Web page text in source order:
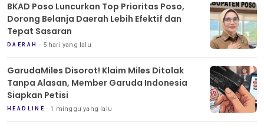
BKAD Poso Luncurkan Top Prioritas Poso,
Dorong Belanja Daerah Lebih Efektif dan
Tepat Sasaran
DAERAH 5 hari yang lalu
GarudaMiles Disorot! Klaim Miles Ditolak
Tanpa Alasan, Member Garuda Indonesia
Siapkan Petisi
HEADLINE 1 minggu yang lalu